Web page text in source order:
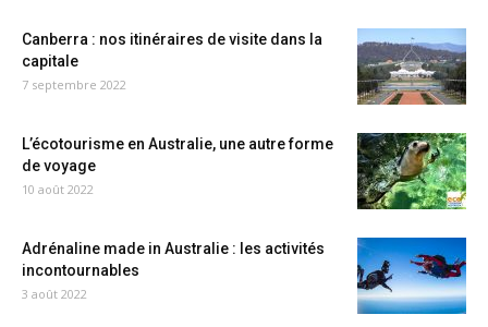
Canberra : nos itinéraires de visite dans la
capitale
7 septembre 2022
L’écotourisme en Australie, une autre forme
de voyage
10 août 2022
Adrénaline made in Australie : les activités
incontournables
3 août 2022